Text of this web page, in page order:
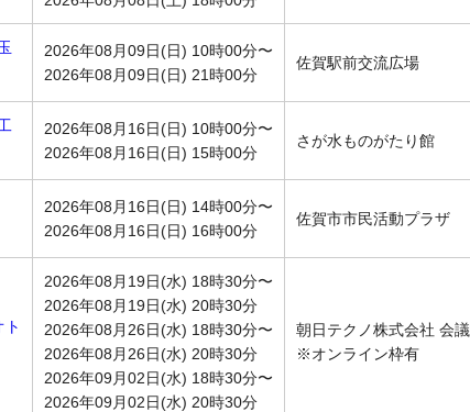
2026年08月09日(日) 10時00分〜
2026年08月09日(日) 21時00分
佐賀駅前交流広場
2026年08月16日(日) 10時00分〜
2026年08月16日(日) 15時00分
さが水ものがたり館
2026年08月16日(日) 14時00分〜
2026年08月16日(日) 16時00分
佐賀市市民活動プラザ
2026年08月19日(水) 18時30分〜
2026年08月19日(水) 20時30分
2026年08月26日(水) 18時30分〜
2026年08月26日(水) 20時30分
2026年09月02日(水) 18時30分〜
2026年09月02日(水) 20時30分
朝日テクノ株式会社 会
※オンライン枠有